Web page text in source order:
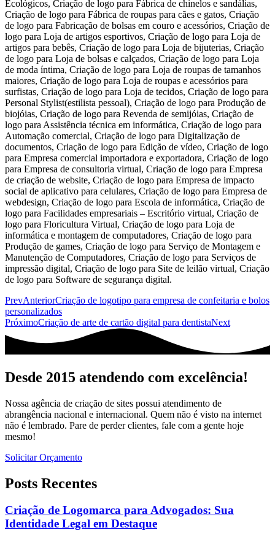
PrevAnteriorCriação de logotipo para empresa de confeitaria e bolos
personalizados
PróximoCriação de arte de cartão digital para dentistaNext
Desde 2015 atendendo com excelência!
Nossa agência de criação de sites possui atendimento de
abrangência nacional e internacional. Quem não é visto na internet
não é lembrado. Pare de perder clientes, fale com a gente hoje
mesmo!
Solicitar Orçamento
Posts Recentes
Criação de Logomarca para Advogados: Sua
Identidade Legal em Destaque